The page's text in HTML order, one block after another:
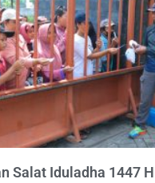
Salat Iduladha 1447